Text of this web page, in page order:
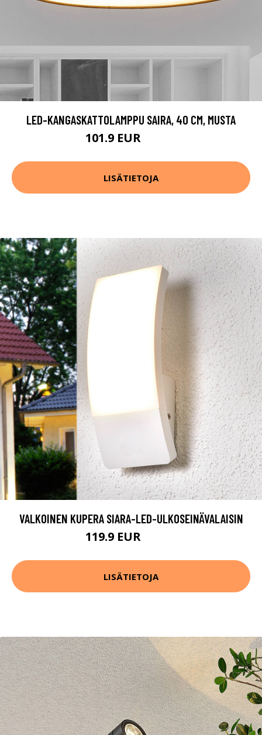
LED-KANGASKATTOLAMPPU SAIRA, 40 CM, MUSTA
101.9 EUR
LISÄTIETOJA
VALKOINEN KUPERA SIARA-LED-ULKOSEINÄVALAISIN
119.9 EUR
LISÄTIETOJA